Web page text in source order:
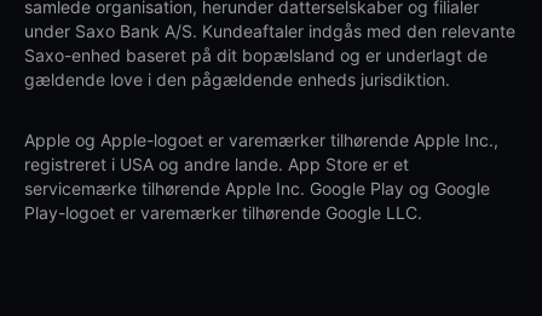
samlede organisation, herunder datterselskaber og filialer
under Saxo Bank A/S. Kundeaftaler indgås med den relevante
Saxo-enhed baseret på dit bopælsland og er underlagt de
gældende love i den pågældende enheds jurisdiktion.
Apple og Apple-logoet er varemærker tilhørende Apple Inc.,
registreret i USA og andre lande. App Store er et
servicemærke tilhørende Apple Inc. Google Play og Google
Play-logoet er varemærker tilhørende Google LLC.